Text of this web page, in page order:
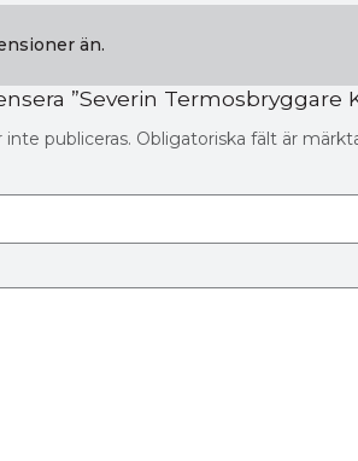
än.
”Severin Termosbryggare
publiceras. Obligatoriska fält är